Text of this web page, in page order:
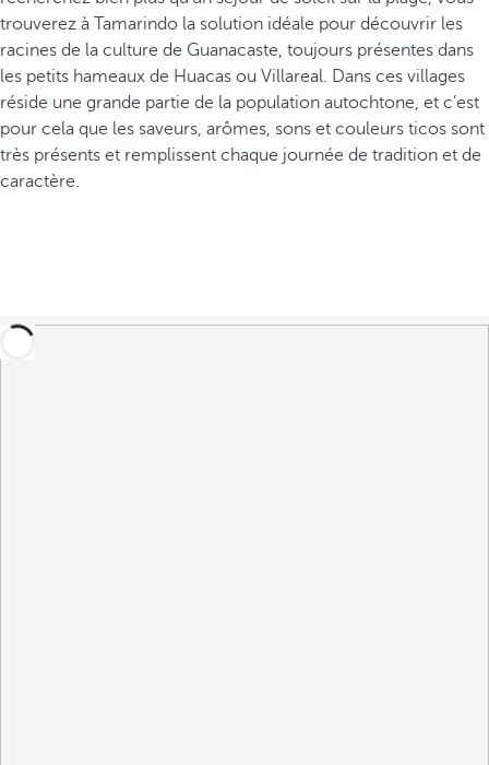
trouverez à Tamarindo la solution idéale pour découvrir les
racines de la culture de Guanacaste, toujours présentes dans
les petits hameaux de Huacas ou Villareal. Dans ces villages
réside une grande partie de la population autochtone, et c’est
pour cela que les saveurs, arômes, sons et couleurs ticos sont
très présents et remplissent chaque journée de tradition et de
caractère.